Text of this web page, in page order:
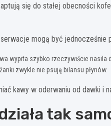
się do stałej obecności
mogą być jednocześnie
wypita szybko rzeczywiście nasila
zwykle nie psują bilansu płynów.
kawy w oderwaniu od dawki i
tak